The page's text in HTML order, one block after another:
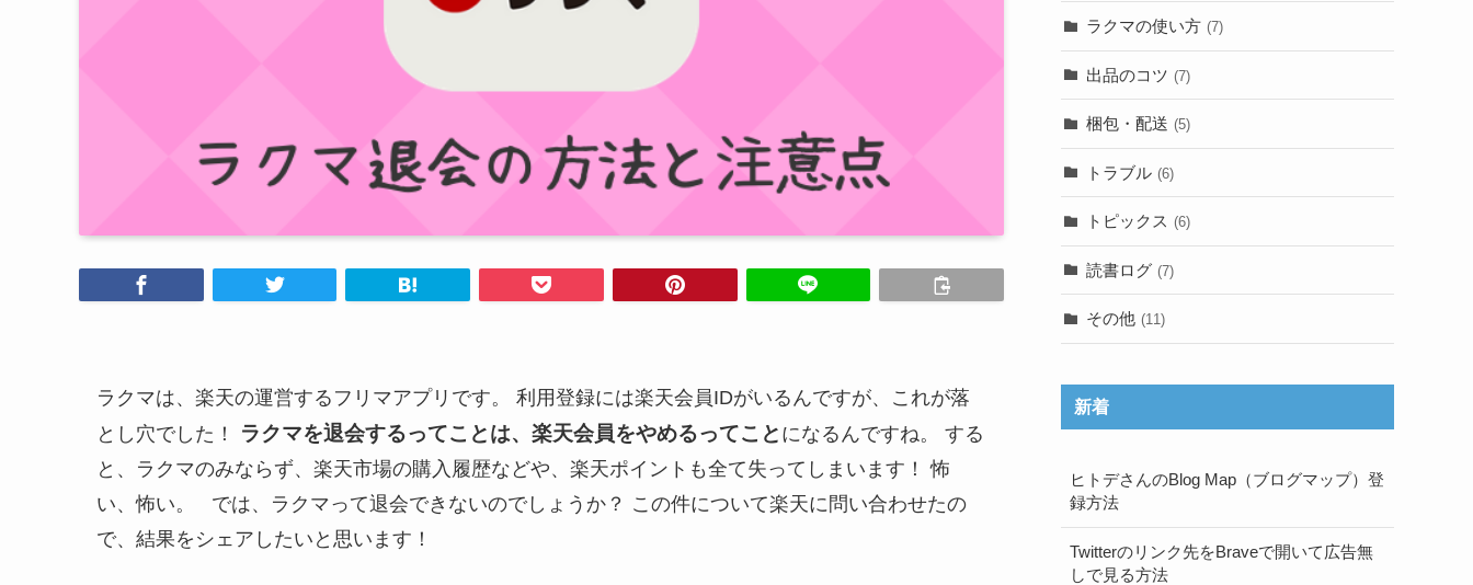
ラクマは、楽天の運営するフリマアプリです。 利用登録には楽天会員IDがいるんですが、これが落
とし穴でした！ ラクマを退会するってことは、楽天会員をやめるってこと になるんですね。 する
と、ラクマのみならず、楽天市場の購入履歴などや、楽天ポイントも全て失ってしまいます！ 怖
い、怖い。 では、ラクマって退会できないのでしょうか？ この件について楽天に問い合わせたの
で、結果をシェアしたいと思います！
ラクマの使い方 (7)
出品のコツ (7)
梱包・配送 (5)
トラブル (6)
トピックス (6)
読書ログ (7)
その他 (11)
新着
ヒトデさんのBlog Map（ブログマップ）登
録方法
Twitterのリンク先をBraveで開いて広告無
しで見る方法